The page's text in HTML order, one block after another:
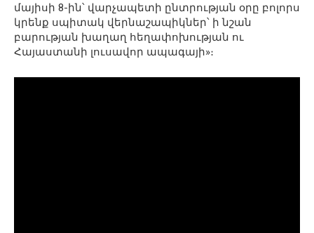
մայիսի 8-ին՝ վարչապետի ընտրության օրը բոլորս
կրենք սպիտակ վերնաշապիկներ՝ ի նշան
բարության խաղաղ հեղափոխության ու
Հայաստանի լուսավոր ապագայի»։